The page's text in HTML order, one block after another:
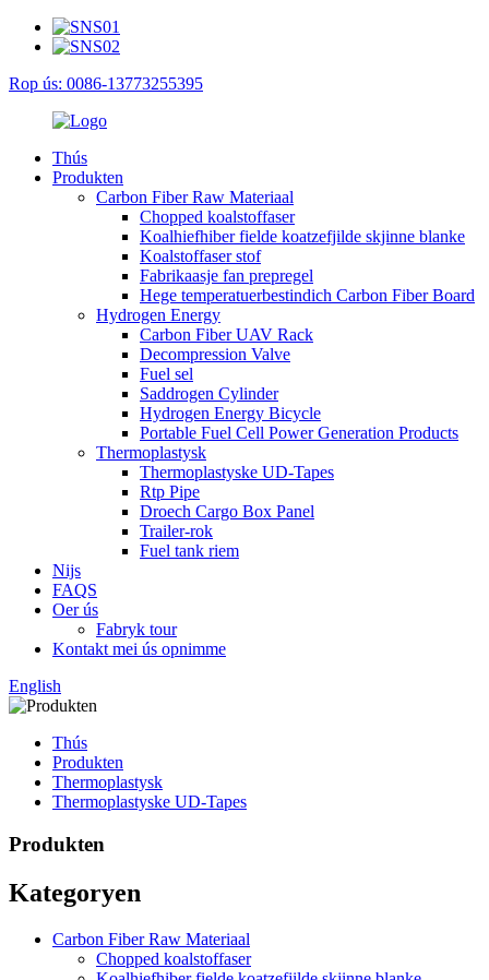
Rop ús: 0086-13773255395
Thús
Produkten
Carbon Fiber Raw Materiaal
Chopped koalstoffaser
Koalhiefhiber fielde koatzefjilde skjinne blanke
Koalstoffaser stof
Fabrikaasje fan prepregel
Hege temperatuerbestindich Carbon Fiber Board
Hydrogen Energy
Carbon Fiber UAV Rack
Decompression Valve
Fuel sel
Saddrogen Cylinder
Hydrogen Energy Bicycle
Portable Fuel Cell Power Generation Products
Thermoplastysk
Thermoplastyske UD-Tapes
Rtp Pipe
Droech Cargo Box Panel
Trailer-rok
Fuel tank riem
Nijs
FAQS
Oer ús
Fabryk tour
Kontakt mei ús opnimme
English
Thús
Produkten
Thermoplastysk
Thermoplastyske UD-Tapes
Produkten
Kategoryen
Carbon Fiber Raw Materiaal
Chopped koalstoffaser